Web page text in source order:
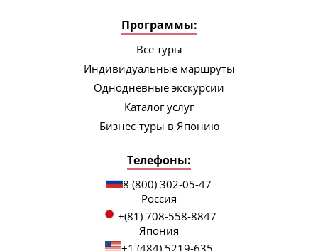
Программы:
Все туры
Индивидуальные маршруты
Однодневные экскурсии
Каталог услуг
Бизнес-туры в Японию
Телефоны:
8 (800) 302-05-47
Россия
+(81) 708-558-8847
Япония
+1 (484) 5219-635